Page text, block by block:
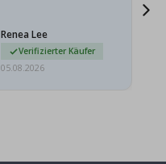
beschädigt…
Renea Lee
Verifizierter Käufer
05.08.2026